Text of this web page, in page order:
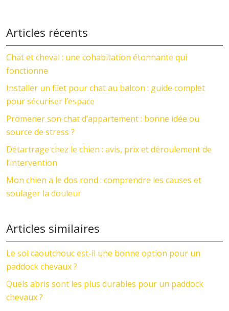
Articles récents
Chat et cheval : une cohabitation étonnante qui
fonctionne
Installer un filet pour chat au balcon : guide complet
pour sécuriser l’espace
Promener son chat d’appartement : bonne idée ou
source de stress ?
Détartrage chez le chien : avis, prix et déroulement de
l’intervention
Mon chien a le dos rond : comprendre les causes et
soulager la douleur
Articles similaires
Le sol caoutchouc est-il une bonne option pour un
paddock chevaux ?
Quels abris sont les plus durables pour un paddock
chevaux ?